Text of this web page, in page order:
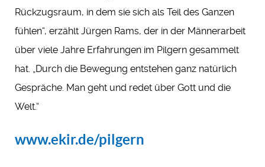
Rückzugsraum, in dem sie sich als Teil des Ganzen
fühlen“, erzählt Jürgen Rams, der in der Männerarbeit
über viele Jahre Erfahrungen im Pilgern gesammelt
hat. „Durch die Bewegung entstehen ganz natürlich
Gespräche. Man geht und redet über Gott und die
Welt.“
www.ekir.de/pilgern